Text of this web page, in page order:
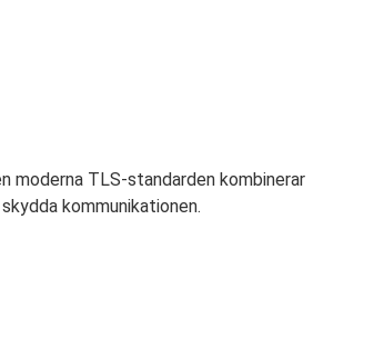
moderna TLS-standarden kombinerar
kommunikationen.